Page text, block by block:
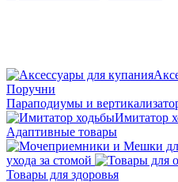
Поручни
Параподиумы и
Имитатор
Адаптивные товары
ухода за стомой
Товары для здоровья